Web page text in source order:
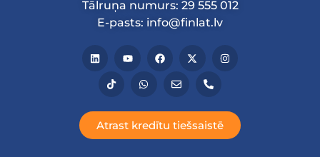
Tālruņa numurs: 29 555 012
E-pasts: info@finlat.lv
Atrast kredītu tiešsaistē